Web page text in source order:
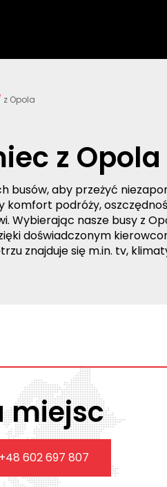
z Opola
z Opola
busów, aby przeżyć
komfort podróży,
Wybierając nasze busy z
doświadczonym
znajduje się m.in. tv,
miejsc
+48 602 697 807